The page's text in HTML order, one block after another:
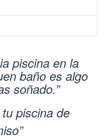
piscina en la
baño es algo
soñado.
piscina de